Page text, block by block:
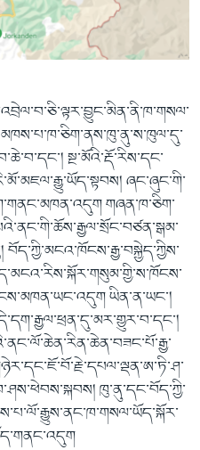
སྔ་མོའི་རྡོ་རིས་དང་
ཞང་ཞུང་གི་
གཞན་ཁ་ཅིག་
བོད་ཀྱི་མངའ་ཁོངས་རྒྱ་བསྐྱེད་ཀྱིས་
ཡིན་ན་ཡང་།
ཁུ་ནུ་དང་བོད་ཀྱི་